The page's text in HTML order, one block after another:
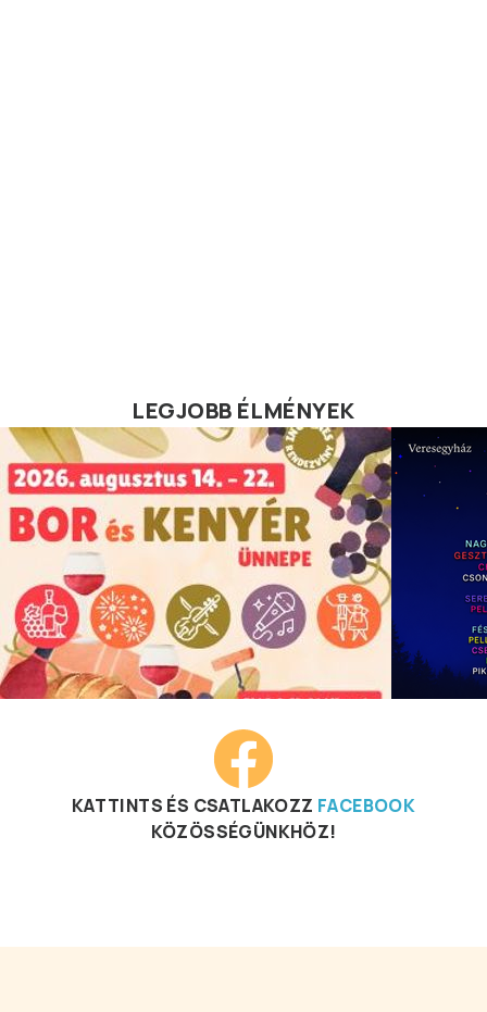
LEGJOBB ÉLMÉNYEK
KATTINTS ÉS CSATLAKOZZ FACEBOOK
KÖZÖSSÉGÜNKHÖZ!